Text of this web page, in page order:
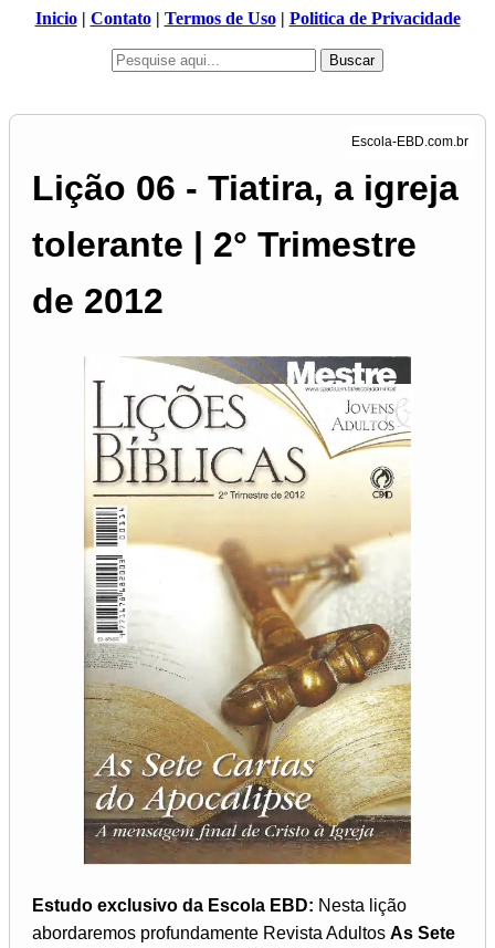
Inicio| Contato| Termos de Uso| Politica de Privacidade
Buscar
Lição 06 - Tiatira, a igreja
tolerante | 2° Trimestre
de 2012
Estudo exclusivo da Escola EBD: Nesta lição
abordaremos profundamente Revista Adultos As Sete